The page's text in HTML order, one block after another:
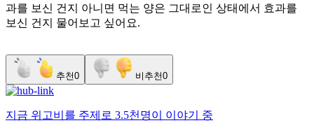
과를 보신 건지 아니면 먹는 양은 그대로인 상태에서 효과를
보신 건지 물어보고 싶어요.
추천0 비추천0
지금 위고비 를 주제로 3.5천명이 이야기 중